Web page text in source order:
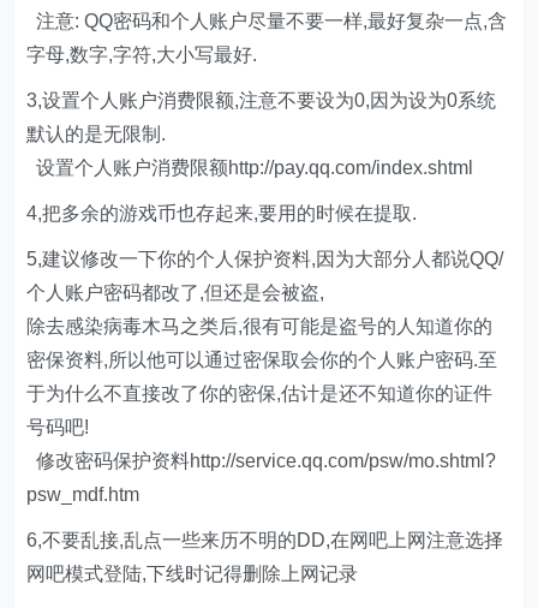
注意: QQ密码和个人账户尽量不要一样,最好复杂一点,含
字母,数字,字符,大小写最好.
3,设置个人账户消费限额,注意不要设为0,因为设为0系统
默认的是无限制.
设置个人账户消费限额http://pay.qq.com/index.shtml
4,把多余的游戏币也存起来,要用的时候在提取.
5,建议修改一下你的个人保护资料,因为大部分人都说QQ/
个人账户密码都改了,但还是会被盗,
除去感染病毒木马之类后,很有可能是盗号的人知道你的
密保资料,所以他可以通过密保取会你的个人账户密码.至
于为什么不直接改了你的密保,估计是还不知道你的证件
号码吧!
修改密码保护资料http://service.qq.com/psw/mo.shtml?
psw_mdf.htm
6,不要乱接,乱点一些来历不明的DD,在网吧上网注意选择
网吧模式登陆,下线时记得删除上网记录